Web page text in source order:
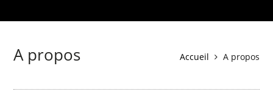
A propos Accueil A propos